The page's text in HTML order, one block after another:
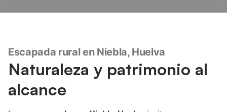
Escapada rural en Niebla, Huelva
Naturaleza y patrimonio al
alcance